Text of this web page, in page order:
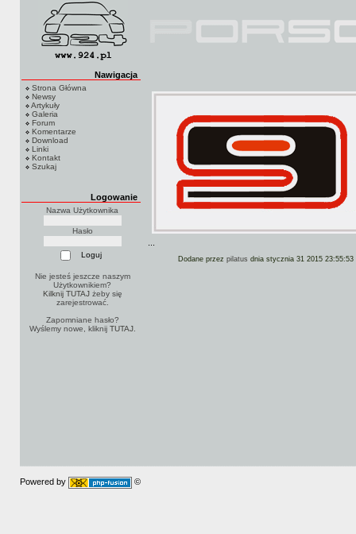
Nawigacja
Strona Główna
Newsy
Artykuły
Galeria
Forum
Komentarze
Download
Linki
Kontakt
Szukaj
Logowanie
Nazwa Użytkownika
Hasło
Nie jesteś jeszcze naszym
Użytkownikiem?
Kilknij TUTAJżeby się
zarejestrować.
Zapomniane hasło?
Wyślemy nowe, kliknij TUTAJ.
Dodane przez pilatus dnia stycznia 31 2015 23:55:53
Powered by ©